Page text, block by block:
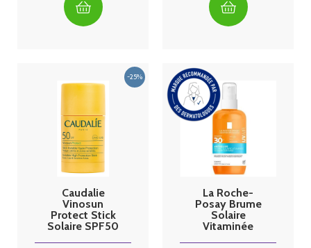
Caudalie
Vinosun
Protect Stick
Solaire SPF50
La Roche-
Posay Brume
Solaire
Vitaminée